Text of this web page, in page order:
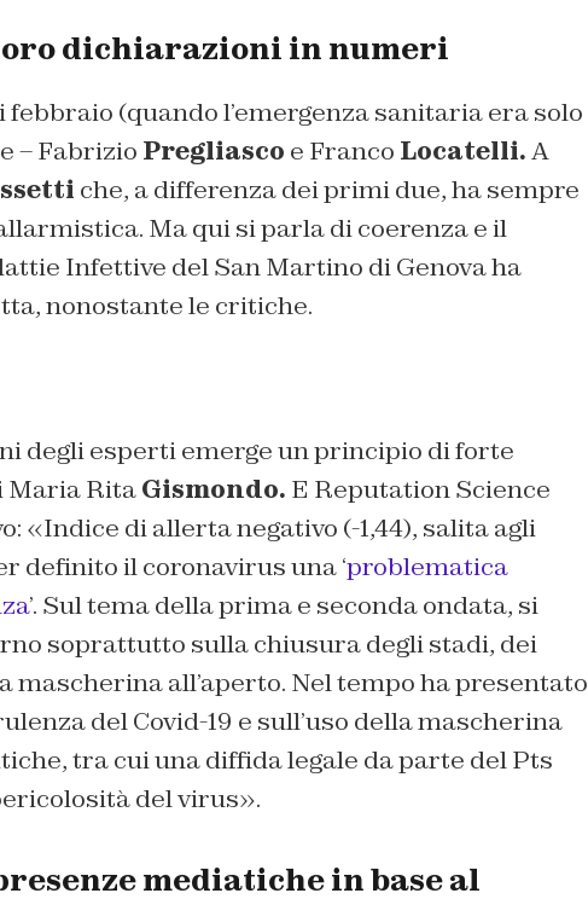
dichiarazioni in numeri
(quando l’emergenza sanitaria era solo
– Fabrizio Pregliasco e Franco Locatelli.A
che, a differenza dei primi due, ha sempre
Ma qui si parla di coerenza e il
Infettive del San Martino di Genova ha
nonostante le critiche.
degli esperti emerge un principio di forte
Maria RitaGismondo. E Reputation Science
«Indice di allerta negativo (-1,44), salita agli
definito il coronavirus una ‘problematica
’. Sul tema della prima e seconda ondata, si
soprattutto sulla chiusura degli stadi, dei
mascherina all’aperto. Nel tempo ha presentato
del Covid-19 e sull’uso della mascherina
tra cui una diffida legale da parte del Pts
del virus».
mediatiche in base al